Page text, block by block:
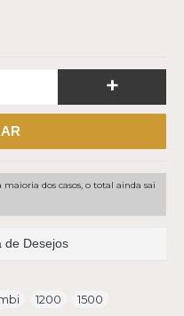
+
dos casos, o total ainda sai
de Desejos
1200 1500